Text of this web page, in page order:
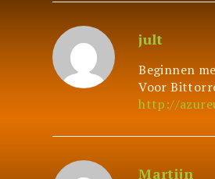
jult
Beginnen
Voor
http://
Martijn